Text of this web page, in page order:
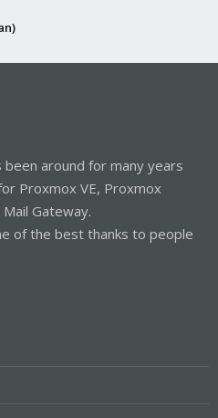
around for many years
Proxmox VE, Proxmox
Gateway.
of the best thanks to people